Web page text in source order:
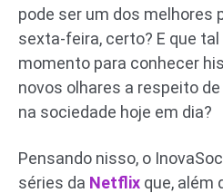
pode ser um dos melhores
sexta-feira, certo? E que
momento para conhecer
novos olhares a respeito
na sociedade hoje em dia?
Pensando nisso, o
séries da Netflix que, além